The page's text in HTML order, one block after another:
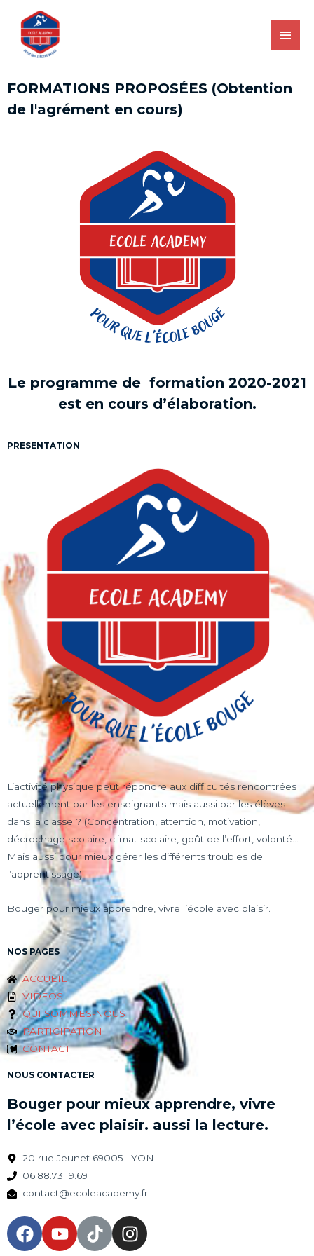
FORMATIONS PROPOSÉES (Obtention
de l'agrément en cours)
Le programme de formation 2020-2021
est en cours d’élaboration.
PRESENTATION
L’activité physique peut répondre aux difficultés rencontrées
actuellement par les enseignants mais aussi par les élèves
dans la classe ? (Concentration, attention, motivation,
décrochage scolaire, climat scolaire, goût de l’effort, volonté…
Mais aussi pour mieux gérer les différents troubles de
l’apprentissage).
Bouger pour mieux apprendre, vivre l’école avec plaisir.
NOS PAGES
ACCUEIL
VIDEOS
QUI SOMMES-NOUS
PARTICIPATION
CONTACT
NOUS CONTACTER
Bouger pour mieux apprendre, vivre
l’école avec plaisir. aussi la lecture.
20 rue Jeunet 69005 LYON
06.88.73.19.69
contact@ecoleacademy.fr